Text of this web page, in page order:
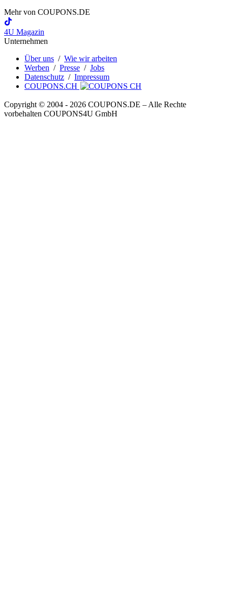
Mehr von COUPONS.DE
4U Magazin
Unternehmen
Über uns / Wie wir arbeiten
Werben / Presse / Jobs
Datenschutz / Impressum
COUPONS.CH
Copyright © 2004 ‐ 2026 COUPONS.DE – Alle Rechte
vorbehalten COUPONS4U GmbH